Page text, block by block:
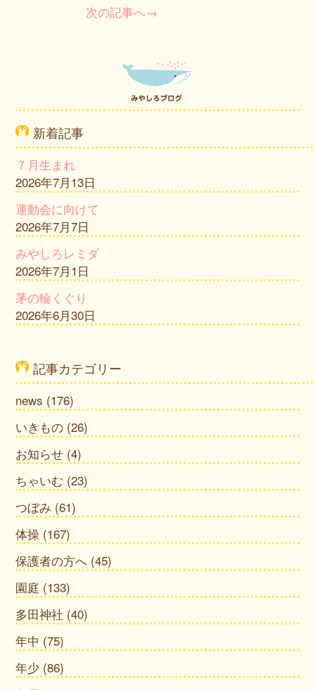
次の記事へ→
新着記事
７月生まれ
2026年7月13日
運動会に向けて
2026年7月7日
みやしろレミダ
2026年7月1日
茅の輪くぐり
2026年6月30日
記事カテゴリー
news (176)
いきもの (26)
お知らせ (4)
ちゃいむ (23)
つぼみ (61)
体操 (167)
保護者の方へ (45)
園庭 (133)
多田神社 (40)
年中 (75)
年少 (86)